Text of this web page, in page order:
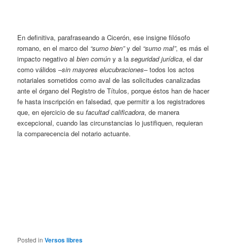
En definitiva, parafraseando a Cicerón, ese insigne filósofo
romano, en el marco del “sumo bien”y del “sumo mal”, es más el
impacto negativo albien común y a laseguridad jurídica, el dar
como válidos –sin mayores elucubraciones– todos los actos
notariales sometidos como aval de las solicitudes canalizadas
ante el órgano del Registro de Títulos, porque éstos han de hacer
fe hasta inscripción en falsedad, que permitir a los registradores
que, en ejercicio de sufacultad calificadora, de manera
excepcional, cuando las circunstancias lo justifiquen, requieran
la comparecencia del notario actuante.
Posted in Versos libres